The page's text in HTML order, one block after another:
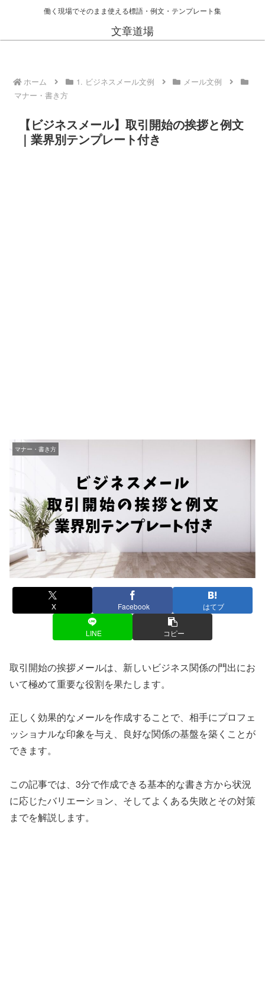
働く現場でそのまま使える標語・例文・テンプレート集
文章道場
ホーム 1. ビジネスメール文例
メール文例
マナー・書き方
【ビジネスメール】取引開始の挨拶と例文
｜業界別テンプレート付き
マナー・書き方
X Facebook はてブ
LINE コピー
取引開始の挨拶メールは、新しいビジネス関係の門出にお
いて極めて重要な役割を果たします。
正しく効果的なメールを作成することで、相手にプロフェ
ッショナルな印象を与え、良好な関係の基盤を築くことが
できます。
この記事では、3分で作成できる基本的な書き方から状況
に応じたバリエーション、そしてよくある失敗とその対策
までを解説します。